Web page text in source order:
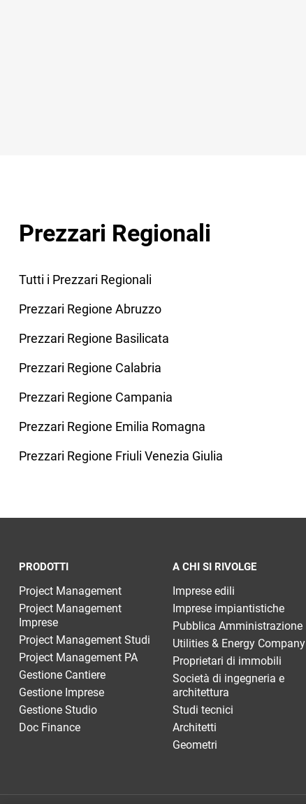
Prezzari Regionali
Tutti i Prezzari Regionali
Prezzari Regione Abruzzo
Prezzari Regione Basilicata
Prezzari Regione Calabria
Prezzari Regione Campania
Prezzari Regione Emilia Romagna
Prezzari Regione Friuli Venezia Giulia
PRODOTTI
Project Management
Project Management
Imprese
Project Management Studi
Project Management PA
Gestione Cantiere
Gestione Imprese
Gestione Studio
Doc Finance
A CHI SI RIVOLGE
Imprese edili
Imprese impiantistiche
Pubblica Amministrazione
Utilities & Energy Company
Proprietari di immobili
Società di ingegneria e
architettura
Studi tecnici
Architetti
Geometri